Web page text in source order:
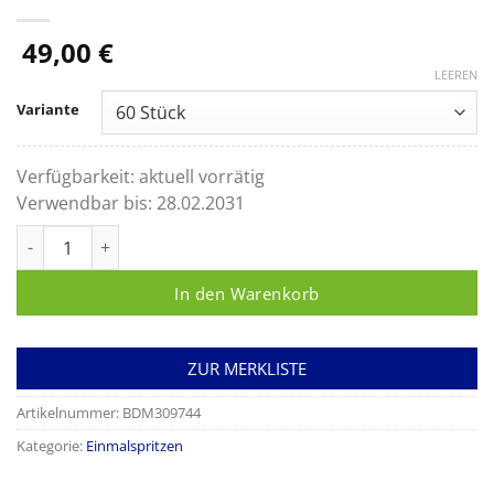
49,00 €
Variante
LEEREN
Verfügbarkeit: aktuell vorrätig
Verwendbar bis: 28.02.2031
In den Warenkorb
ZUR MERKLISTE
Artikelnummer: BDM309744
Kategorie: Einmalspritzen